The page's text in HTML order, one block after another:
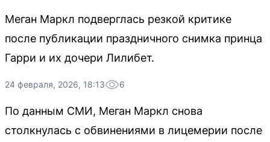
Меган Маркл подверглась резкой критике
после публикации праздничного снимка принца
Гарри и их дочери Лилибет.
24 февраля, 2026, 18:13 6
По данным СМИ, Меган Маркл снова
столкнулась с обвинениями в лицемерии после